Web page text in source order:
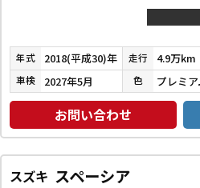
年式 2018(平成30)年 走行 4.9万km
車検 2027年5月 色
お問い合わせ
スズキ スペーシア